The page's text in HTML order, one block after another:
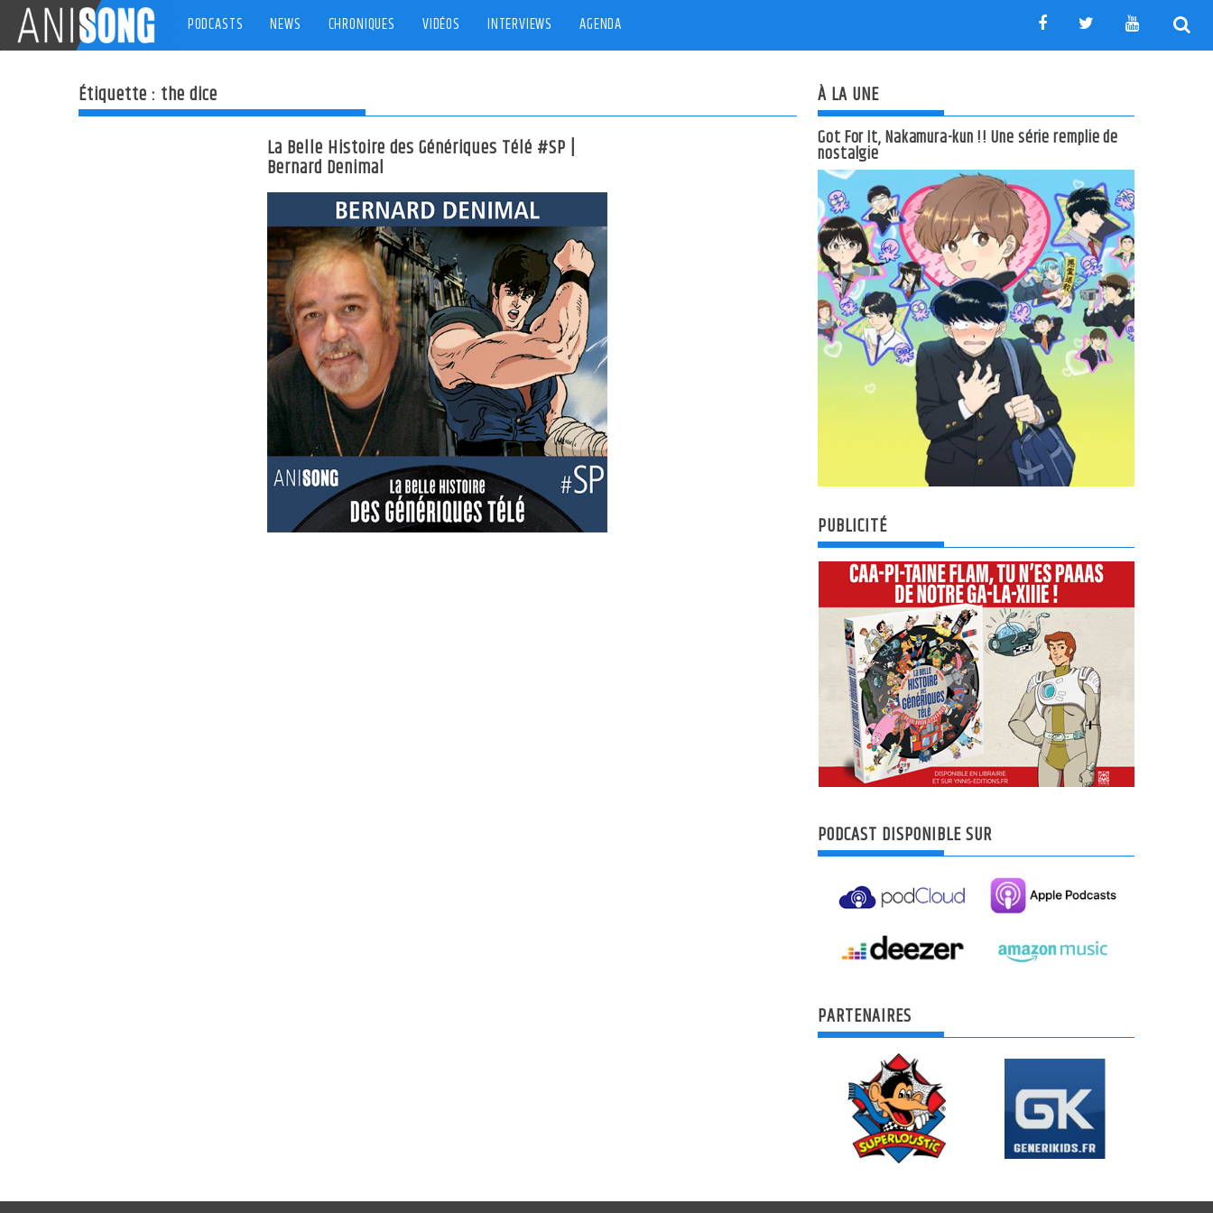
content
PODCASTS NEWS CHRONIQUES VIDÉOS INTERVIEWS AGENDA
Étiquette : the dice
La Belle Histoire des Génériques Télé #SP |
Bernard Denimal
À LA UNE
Got For It, Nakamura-kun !! Une série remplie de
nostalgie
PUBLICITÉ
PODCAST DISPONIBLE SUR
PARTENAIRES